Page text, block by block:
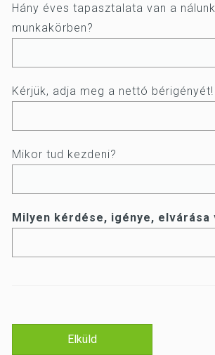
Hány éves tapasztalata van a
munkakörben?
Kérjük, adja meg a nettó bérigényét!
Mikor tud kezdeni?
Milyen kérdése, igénye, elvárása
Elküld